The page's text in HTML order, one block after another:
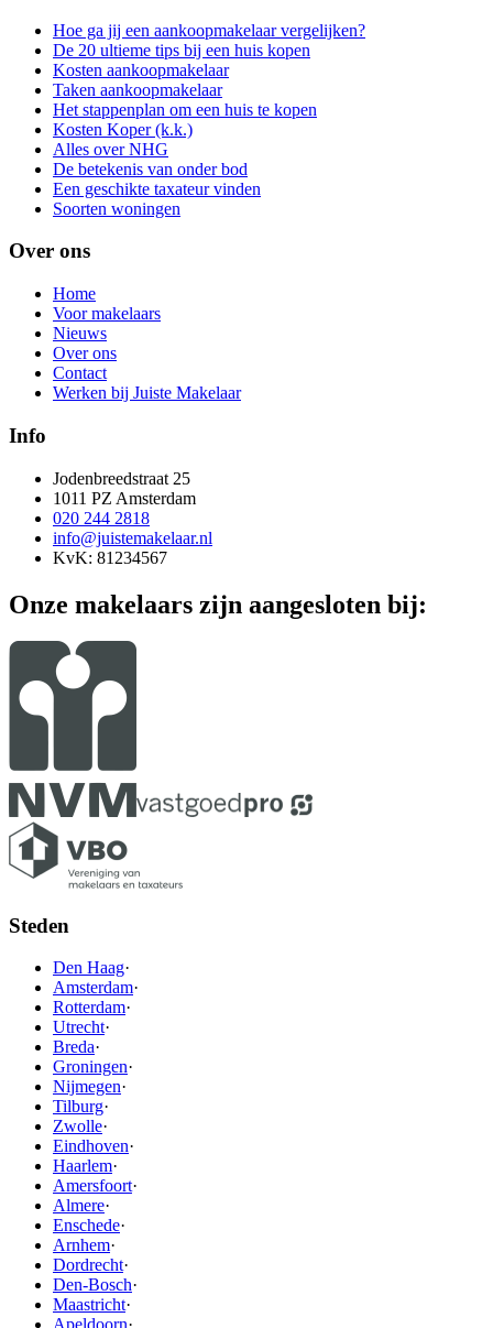
Hoe ga jij een aankoopmakelaar vergelijken?
De 20 ultieme tips bij een huis kopen
Kosten aankoopmakelaar
Taken aankoopmakelaar
Het stappenplan om een huis te kopen
Kosten Koper (k.k.)
Alles over NHG
De betekenis van onder bod
Een geschikte taxateur vinden
Soorten woningen
Over ons
Home
Voor makelaars
Nieuws
Over ons
Contact
Werken bij Juiste Makelaar
Info
Jodenbreedstraat 25
1011 PZ Amsterdam
020 244 2818
info@juistemakelaar.nl
KvK: 81234567
Onze makelaars zijn aangesloten bij:
Steden
Den Haag·
Amsterdam·
Rotterdam·
Utrecht·
Breda·
Groningen·
Nijmegen·
Tilburg·
Zwolle·
Eindhoven·
Haarlem·
Amersfoort·
Almere·
Enschede·
Arnhem·
Dordrecht·
Den-Bosch·
Maastricht·